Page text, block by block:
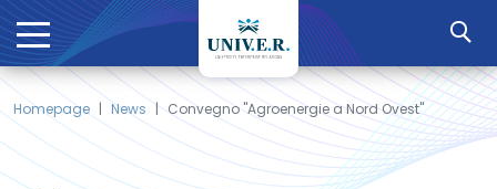
Homepage News Convegno "Agroenergie a Nord Ovest"